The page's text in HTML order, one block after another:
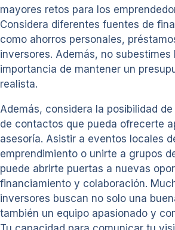
mayores retos para los
Considera diferentes fuentes de
como ahorros personales,
inversores. Además, no subestimes
importancia de mantener un
realista.
Además, considera la posibilidad
de contactos que pueda ofrecerte
asesoría. Asistir a eventos locales
emprendimiento o unirte a grupos
puede abrirte puertas a nuevas
financiamiento y colaboración.
inversores buscan no solo una
también un equipo apasionado y